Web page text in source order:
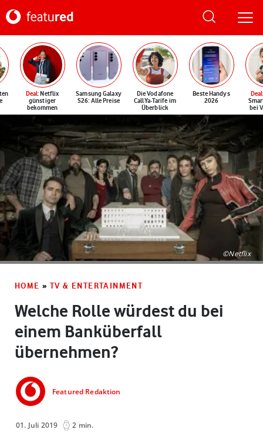
Deal: Netflix
günstiger
bekommen
Samsung Galaxy
S26: Alle Preise
Die Vodafone
CallYa-Tarife im
Überblick
Beste Handys
2026
Deal
bei
©Netflix
HOME » TV & ENTERTAINMENT
Welche Rolle würdest du bei
einem Banküberfall
übernehmen?
Featured Redaktion
01. Juli 2019 2 min.